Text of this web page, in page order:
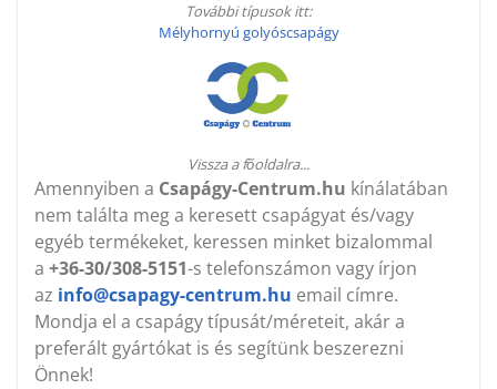
További típusok itt:
Mélyhornyú golyóscsapágy
Vissza a főoldalra...
Amennyiben a Csapágy-Centrum.hu kínálatában
nem találta meg a keresett csapágyat és/vagy
egyéb termékeket, keressen minket bizalommal
a +36-30/308-5151-s telefonszámon vagy írjon
az info@csapagy-centrum.hu email címre.
Mondja el a csapágy típusát/méreteit, akár a
preferált gyártókat is és segítünk beszerezni
Önnek!